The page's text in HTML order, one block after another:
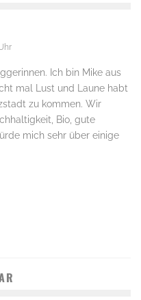
Ich bin Mike aus
mal Lust und Laune habt
zu kommen. Wir
Bio, gute
mich sehr über einige